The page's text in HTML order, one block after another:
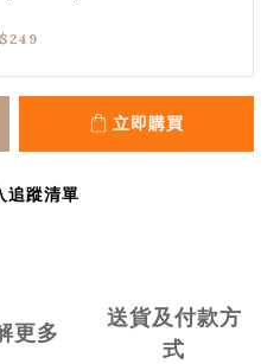
立即購買
追蹤清單
更多
送貨及付款方
式